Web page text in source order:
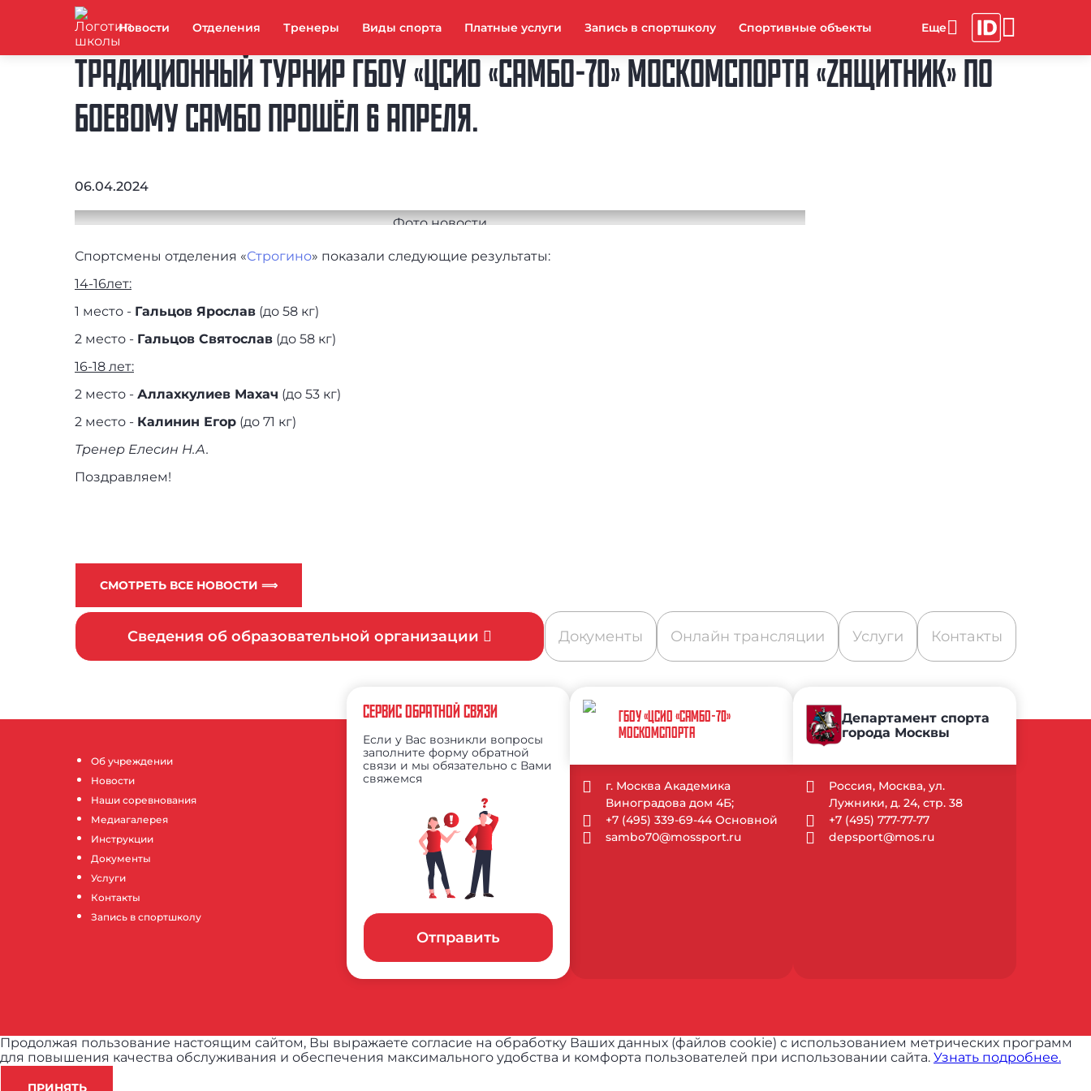
Новости Отделения Тренеры Виды спорта Платные услуги Запись в спортшколу Спортивные объекты
ТРАДИЦИОННЫЙ ТУРНИР ГБОУ «ЦСИО «САМБО-70» МОСКОМСПОРТА «ZАЩИТНИК» ПО
БОЕВОМУ САМБО ПРОШЁЛ 6 АПРЕЛЯ.
06.04.2024
Спортсмены отделения «Строгино» показали следующие результаты:
14-16лет:
1 место - Гальцов Ярослав (до 58 кг)
2 место - Гальцов Святослав (до 58 кг)
16-18 лет:
2 место - Аллахкулиев Махач (до 53 кг)
2 место - Калинин Егор (до 71 кг)
Тренер Елесин Н.А.
Поздравляем!
СМОТРЕТЬ ВСЕ НОВОСТИ ⟹
Сведения об образовательной организации Документы Онлайн трансляции Услуги Контакты
Об учреждении
Новости
Наши соревнования
Медиагалерея
Инструкции
Документы
Услуги
Контакты
Запись в спортшколу
СЕРВИС ОБРАТНОЙ СВЯЗИ
Если у Вас возникли вопросы
заполните форму обратной
связи и мы обязательно с Вами
свяжемся
Отправить
ГБОУ «ЦСИО «САМБО-70»
МОСКОМСПОРТА
г. Москва Академика
Виноградова дом 4Б;
+7 (495) 339-69-44 Основной
sambo70@mossport.ru
Департамент спорта
города Москвы
Россия, Москва, ул.
Лужники, д. 24, стр. 38
+7 (495) 777-77-77
depsport@mos.ru
Продолжая пользование настоящим сайтом, Вы выражаете согласие на обработку Ваших данных (файлов cookie) с использованием метрических программ
для повышения качества обслуживания и обеспечения максимального удобства и комфорта пользователей при использовании сайта. Узнать подробнее.
ПРИНЯТЬ